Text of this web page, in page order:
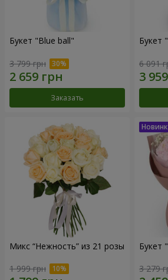
Букет "Blue ball"
3 799 грн
Заказать
Букет
6 091
Микс “Нежность” из 21 розы
1 999 грн
Букет
3 279